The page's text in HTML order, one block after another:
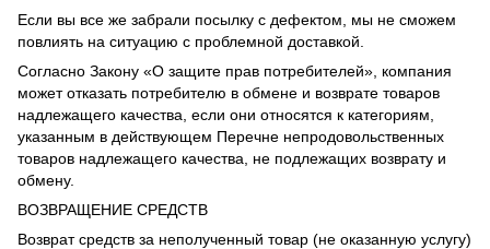
Если вы все же забрали посылку с дефектом, мы не сможем
повлиять на ситуацию с проблемной доставкой.
Согласно Закону «О защите прав потребителей», компания
может отказать потребителю в обмене и возврате товаров
надлежащего качества, если они относятся к категориям,
указанным в действующем Перечне непродовольственных
товаров надлежащего качества, не подлежащих возврату и
обмену.
ВОЗВРАЩЕНИЕ СРЕДСТВ
Возврат средств за неполученный товар (не оказанную услугу)